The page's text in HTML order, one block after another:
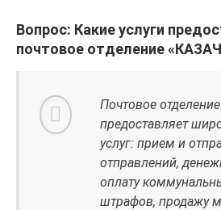
Вопрос: Какие услуги
почтовое отделение
Почтовое
предоставляет
услуг: прием и
отправлений,
оплату
штрафов, продажу